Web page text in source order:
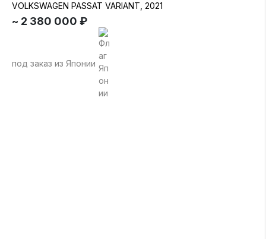
VOLKSWAGEN PASSAT VARIANT, 2021
~ 2 380 000 ₽
под заказ из Японии